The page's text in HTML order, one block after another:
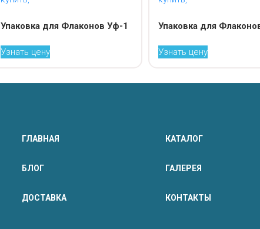
Упаковка для Флаконов Уф-1
Узнать цену
Упаковка для
Узнать цену
ГЛАВНАЯ КАТАЛОГ
БЛОГ ГАЛЕРЕЯ
ДОСТАВКА КОНТАКТЫ